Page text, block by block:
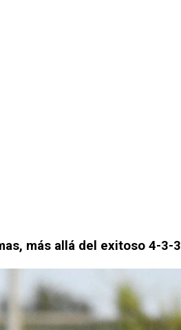
más allá del exitoso 4-3-3